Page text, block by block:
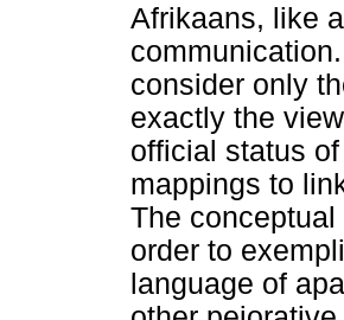
Afrikaans, like
consider only
exactly the
official status
mappings to
The
order to
language of